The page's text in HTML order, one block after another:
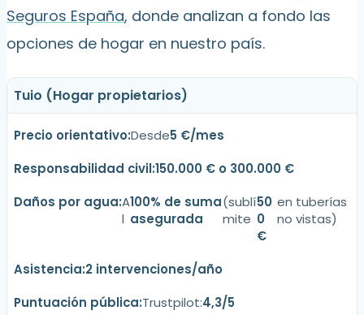
Seguros España, donde analizan a fondo las
opciones de hogar en nuestro país.
Tuio (Hogar propietarios)
Desde5 €/mes
150.000 € o 300.000 €
A
l
100% de suma
asegurada
(sublí
mite
50
0
€
en tuberías
no vistas)
2 intervenciones/año
Trustpilot:4,3/5